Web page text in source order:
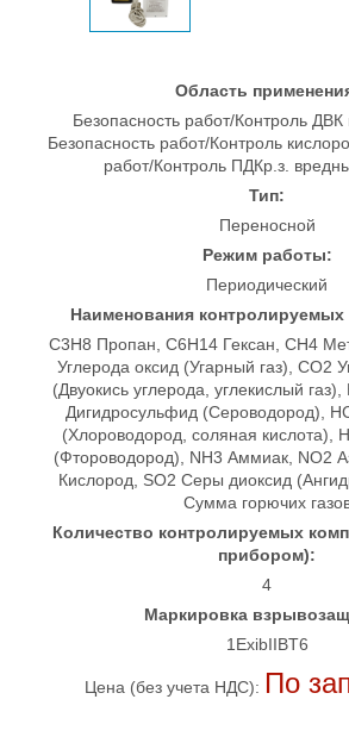
Область
Безопасность работ/Контроль ДВК
Безопасность работ/Контроль
работ/Контроль ПДКр.з.
Тип:
Переносной
Режим работы:
Периодический
Наименования контролируемых
C3H8 Пропан, C6H14 Гексан, CH4
Углерода оксид (Угарный газ), CO2
(Двуокись углерода, углекислый
Дигидросульфид (Сероводород),
(Хлороводород, соляная кислота),
(Фтороводород), NH3 Аммиак, NO2
Кислород, SO2 Серы диоксид
Сумма горючих
Количество контролируемых
прибором):
4
Маркировка
1ExibIIBT6
Цена (без учета НДС): По